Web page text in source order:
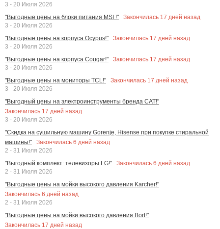
3 - 20 Июля 2026
"Выгодные цены на блоки питания MSI !"
Закончилась 17 дней назад
3 - 20 Июля 2026
"Выгодные цены на корпуса Ocypus!"
Закончилась 17 дней назад
3 - 20 Июля 2026
"Выгодные цены на корпуса Cougar!"
Закончилась 17 дней назад
3 - 20 Июля 2026
"Выгодные цены на мониторы TCL!"
Закончилась 17 дней назад
3 - 20 Июля 2026
"Выгодный цены на электроинструменты бренда CAT!"
Закончилась 17 дней назад
3 - 20 Июля 2026
"Скидка на сушильную машину Gorenje, Hisense при покупке стиральной
машины!"
Закончилась 6 дней назад
2 - 31 Июля 2026
"Выгодный комплект: телевизоры LG!"
Закончилась 6 дней назад
2 - 31 Июля 2026
"Выгодные цены на мойки высокого давления Karcher!"
Закончилась 6 дней назад
2 - 31 Июля 2026
"Выгодные цены на мойки высокого давления Bort!"
Закончилась 17 дней назад